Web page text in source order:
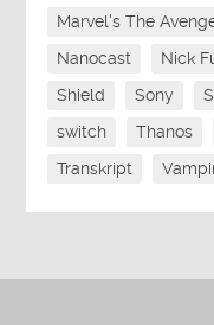
Marvel's The
Nanocast
Nick
Shield
Sony
switch
Thanos
Transkript